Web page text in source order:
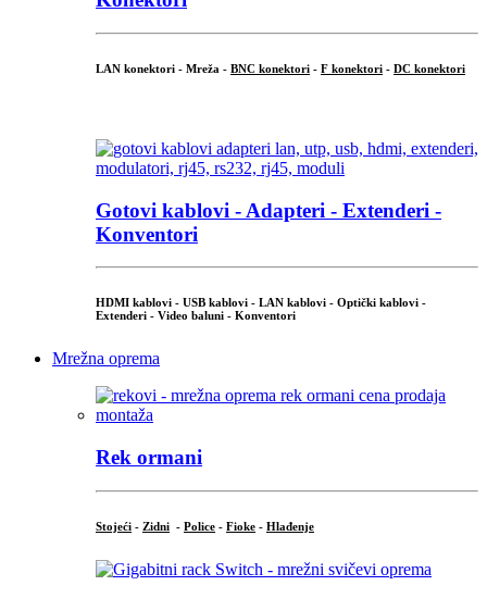
LAN konektori - Mreža - BNC konektori - F konektori - DC konektori
Gotovi kablovi - Adapteri - Extenderi -
Konventori
HDMI kablovi - USB kablovi - LAN kablovi - Optički kablovi -
Extenderi - Video baluni - Konventori
Mrežna oprema
Rek ormani
Stojeći - Zidni - Police - Fioke - Hlađenje